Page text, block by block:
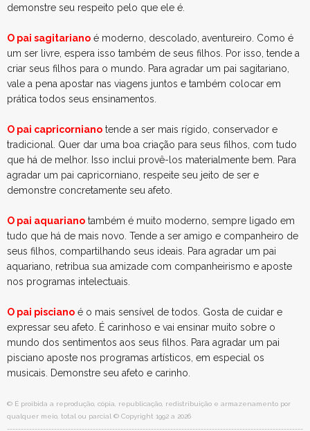
demonstre seu respeito pelo que ele é.
O pai sagitariano é moderno, descolado, aventureiro. Como é
um ser livre, espera isso também de seus filhos. Por isso, tende a
criar seus filhos para o mundo. Para agradar um pai sagitariano,
vale a pena apostar nas viagens juntos e também colocar em
prática todos seus ensinamentos.
O pai capricorniano tende a ser mais rígido, conservador e
tradicional. Quer dar uma boa criação para seus filhos, com tudo
que há de melhor. Isso inclui provê-los materialmente bem. Para
agradar um pai capricorniano, respeite seu jeito de ser e
demonstre concretamente seu afeto.
O pai aquariano também é muito moderno, sempre ligado em
tudo que há de mais novo. Tende a ser amigo e companheiro de
seus filhos, compartilhando seus ideais. Para agradar um pai
aquariano, retribua sua amizade com companheirismo e aposte
nos programas intelectuais.
O pai pisciano é o mais sensível de todos. Gosta de cuidar e
expressar seu afeto. É carinhoso e vai ensinar muito sobre o
mundo dos sentimentos aos seus filhos. Para agradar um pai
pisciano aposte nos programas artísticos, em especial os
musicais. Demonstre seu afeto e carinho.
© É proibida a reprodução, cópia, republicação, redistribuição e armazenamento por
qualquer meio, total ou parcial © Copyright 1992 a 2026
-----------------------------------------------------------------------------------------------------------